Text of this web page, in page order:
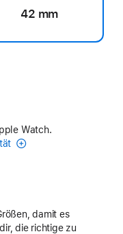
42 mm
Watch.
damit es
die richtige zu